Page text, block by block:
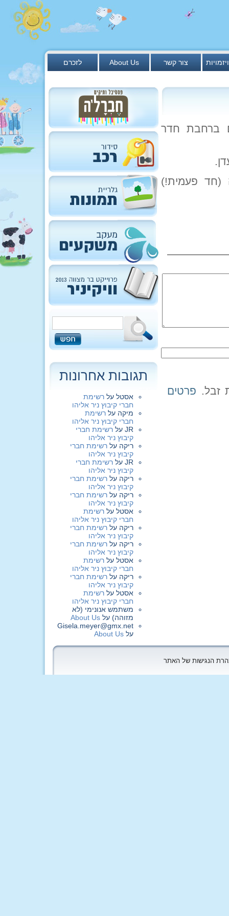
לזכרם About Us צור קשר
ברחבת חדר
(חד פעמית!)
פרטים
תגובות אחרונות
אסטל על רשימת
חברי קיבוץ ניר אליהו
מיקה על רשימת
חברי קיבוץ ניר אליהו
JR על רשימת חברי
קיבוץ ניר אליהו
ריקה על רשימת חברי
קיבוץ ניר אליהו
JR על רשימת חברי
קיבוץ ניר אליהו
ריקה על רשימת חברי
קיבוץ ניר אליהו
ריקה על רשימת חברי
קיבוץ ניר אליהו
אסטל על רשימת
חברי קיבוץ ניר אליהו
ריקה על רשימת חברי
קיבוץ ניר אליהו
ריקה על רשימת חברי
קיבוץ ניר אליהו
אסטל על רשימת
חברי קיבוץ ניר אליהו
ריקה על רשימת חברי
קיבוץ ניר אליהו
אסטל על רשימת
חברי קיבוץ ניר אליהו
משתמש אנונימי (לא
מזוהה) על About Us
Gisela.meyer@gmx.net
על About Us
הנגישות של האתר